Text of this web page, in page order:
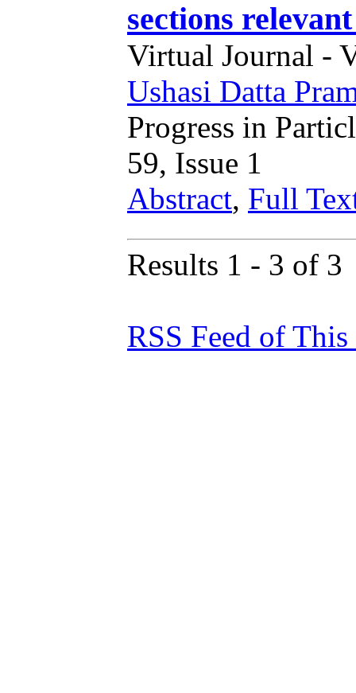
sections
Virtual Journal -
Ushasi Datta
Progress in
59, Issue 1
Abstract, Full
Results 1 - 3 of 3
RSS Feed of This